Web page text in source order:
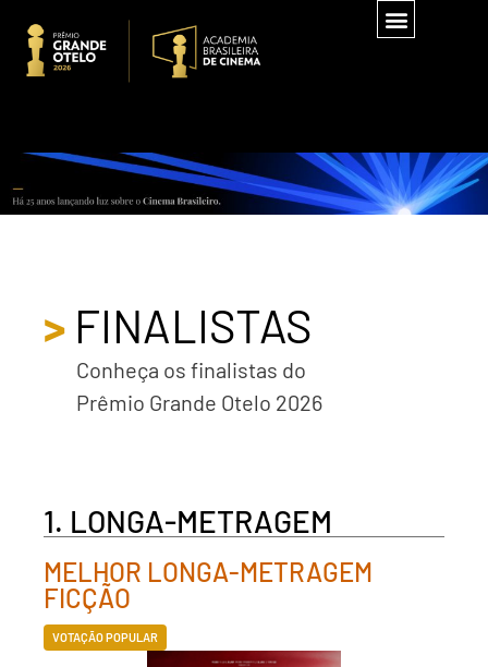
> FINALISTAS
Conheça os finalistas do
Prêmio Grande Otelo 2026
1. LONGA-METRAGEM
MELHOR LONGA-METRAGEM
FICÇÃO
VOTAÇÃO POPULAR